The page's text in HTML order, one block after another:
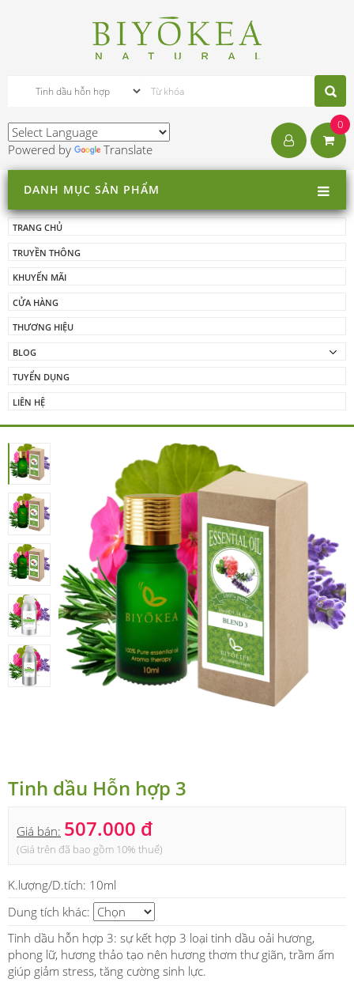
Powered by Translate
0
DANH MỤC SẢN PHẨM
TRANG CHỦ
TRUYỀN THÔNG
KHUYẾN MÃI
CỬA HÀNG
THƯƠNG HIỆU
BLOG
TUYỂN DỤNG
LIÊN HỆ
Tinh dầu Hỗn hợp 3
Giá bán: 507.000 đ
(Giá trên đã bao gồm 10% thuế)
K.lượng/D.tích: 10ml
Dung tích khác:
Tinh dầu hỗn hợp 3: sự kết hợp 3 loại tinh dầu oải hương,
phong lữ, hương thảo tạo nên hương thơm thư giãn, trầm ấm
giúp giảm stress, tăng cường sinh lực.